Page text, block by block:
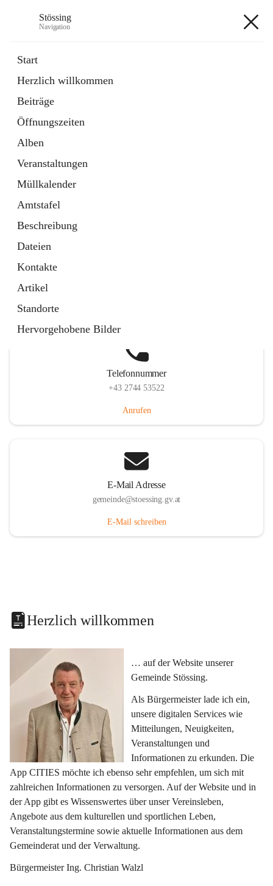
Stössing
Navigation
Start
Herzlich willkommen
Beiträge
Öffnungszeiten
Alben
Veranstaltungen
Müllkalender
Amtstafel
Beschreibung
Dateien
Kontakte
Artikel
Standorte
Hervorgehobene Bilder
Datei
in
Tab
Kindergarten
öffnet
in
neuem
Tab
Telefonnummer
+43 2744 53522
Anrufen
E-Mail Adresse
gemeinde@stoessing.gv.at
E-Mail schreiben
Herzlich willkommen
… auf der Website unserer
Gemeinde Stössing.
Als Bürgermeister lade ich ein,
unsere digitalen Services wie
Mitteilungen, Neuigkeiten,
Veranstaltungen und
Informationen zu erkunden. Die
App CITIES möchte ich ebenso sehr empfehlen, um sich mit
zahlreichen Informationen zu versorgen. Auf der Website und in
der App gibt es Wissenswertes über unser Vereinsleben,
Angebote aus dem kulturellen und sportlichen Leben,
Veranstaltungstermine sowie aktuelle Informationen aus dem
Gemeinderat und der Verwaltung.
Bürgermeister Ing. Christian Walzl